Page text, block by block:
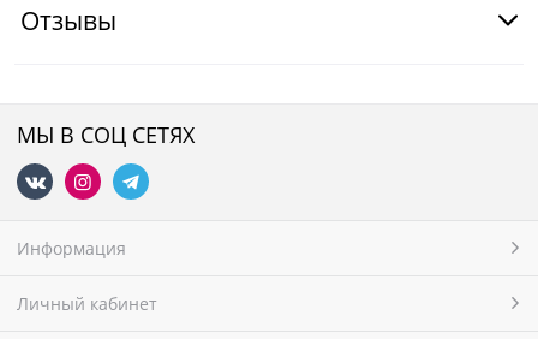
Отзывы
МЫ В СОЦ СЕТЯХ
Информация
Личный кабинет